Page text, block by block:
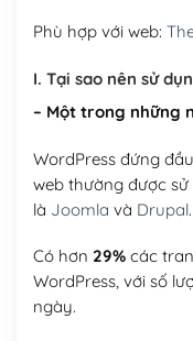
Hosting 5GB
Phù hợp với web:
I. Tại sao nên sử
– Một trong những
WordPress đứng
web thường được
là Joomla và Drupal.
Có hơn 29%các
WordPress, với số
ngày.